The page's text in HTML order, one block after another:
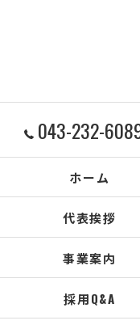
043-232-
ホーム
代表挨拶
事業案内
採用Q&A